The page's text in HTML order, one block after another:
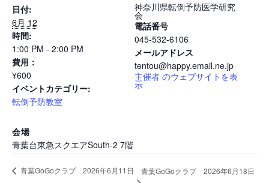
日付:
6月 12
時間:
1:00 PM - 2:00 PM
費用：
¥600
イベントカテゴリー:
転倒予防教室
神奈川県転倒予防医学研究
会
電話番号
045-532-6106
メールアドレス
tentou@happy.email.ne.jp
主催者 のウェブサイトを表
示
会場
青葉台東急スクエアSouth-2 7階
青葉GoGoクラブ 2026年6月11日 青葉GoGoクラブ 2026年6月18日